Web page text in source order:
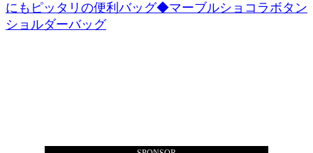
にもピッタリの便利バッグ◆マーブルショコラボタン
ショルダーバッグ